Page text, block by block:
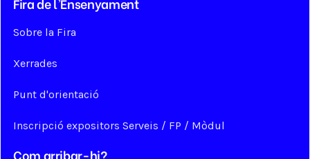
Sobre la Fira
Xerrades
Punt d'orientació
Inscripció expositors Serveis / FP / Mòdul
Com arribar-hi?